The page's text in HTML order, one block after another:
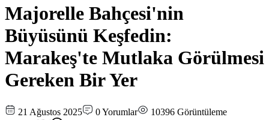
Majorelle Bahçesi'nin
Büyüsünü Keşfedin:
Marakeş'te Mutlaka Görülmesi
Gereken Bir Yer
21 Ağustos 2025 0Yorumlar 10396 Görüntüleme